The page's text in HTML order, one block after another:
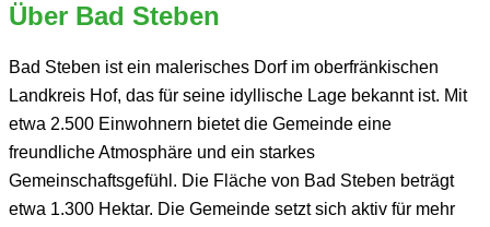
Über Bad Steben
Bad Steben ist ein malerisches Dorf im oberfränkischen
Landkreis Hof, das für seine idyllische Lage bekannt ist. Mit
etwa 2.500 Einwohnern bietet die Gemeinde eine
freundliche Atmosphäre und ein starkes
Gemeinschaftsgefühl. Die Fläche von Bad Steben beträgt
etwa 1.300 Hektar. Die Gemeinde setzt sich aktiv für mehr